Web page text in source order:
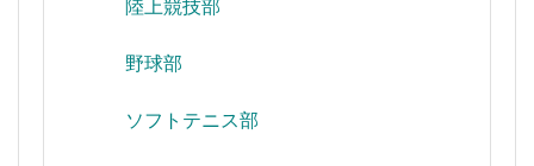
陸上競技部
野球部
ソフトテニス部